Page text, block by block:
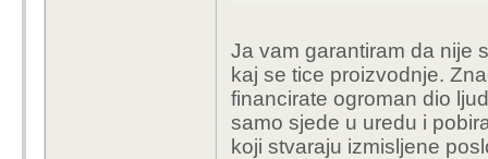
Ja vam garantiram da nije
kaj se tice proizvodnje.
financirate ogroman dio
samo sjede u uredu i
koji stvaraju izmisljene